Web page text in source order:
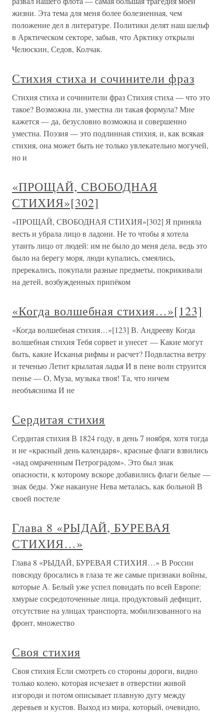
жизни. Эта тема для меня более болезненная, чем
положение дел в литературе. Политики делят наш шельф
в Арктическом секторе, забыв, что Арктику открыли
Челюскин, Седов, Колчак.
Стихия стиха и сочинители фраз
Стихия стиха и сочинители фраз Стихия стиха — что это
такое? Возможна ли, уместна ли такая формула? Мне
кажется — да, безусловно возможна и совершенно
уместна. Поэзия — это подлинная стихия, и, как всякая
стихия, она может быть не только увлекательно могучей,
но и
«ПРОЩАЙ, СВОБОДНАЯ
СТИХИЯ»[302]
«ПРОЩАЙ, СВОБОДНАЯ СТИХИЯ»[302] Я приняла
весть и убрала лицо в ладони. Не то чтобы я хотела
утаить лицо от людей: им не было до меня дела, ведь это
было на берегу моря, люди купались, смеялись,
пререкались, покупали разные предметы, покрикивали
на детей, возбужденных припёком
«Когда волшебная стихия…»[123]
«Когда волшебная стихия…»[123] В. Андрееву Когда
волшебная стихия Тебя сорвет и унесет — Какие могут
быть, какие Исканья рифмы и расчет? Подвластна ветру
и теченью Летит крылатая ладья И в пене волн струится
пенье — О, Муза, музыка твоя! Та, что ничем
необъяснима И не
Сердитая стихия
Сердитая стихия В 1824 году, в день 7 ноября, хотя тогда
и не «красный день календаря», красные флаги взвились
«над омраченным Петроградом». Это был знак
опасности, к которому вскоре добавились флаги белые —
знак беды. Уже накануне Нева металась, как больной В
своей постеле
Глава 8 «РЫДАЙ, БУРЕВАЯ
СТИХИЯ…»
Глава 8 «РЫДАЙ, БУРЕВАЯ СТИХИЯ…» В России
повсюду бросались в глаза те же самые признаки войны,
которые А. Белый уже успел повидать по всей Европе:
хмурые сосредоточенные лица, продуктовый дефицит,
отсутствие на улицах транспорта, мобилизованного на
фронт, множество
Своя стихия
Своя стихия Если смотреть со стороны дороги, видно
только колею, которая исчезает в отверстии живой
изгороди и потом описывает плавную дугу между
деревьев и кустов. Выход из мира, который, очевидно,